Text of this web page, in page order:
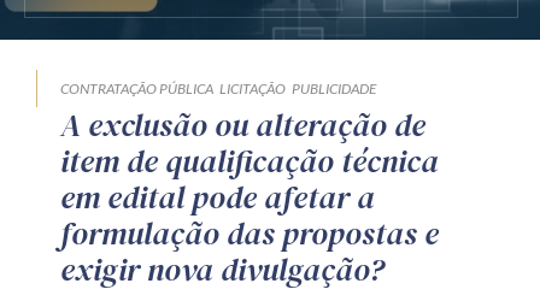
CONTRATAÇÃO PÚBLICA LICITAÇÃO PUBLICIDADE
A exclusão ou alteração de
item de qualificação técnica
em edital pode afetar a
formulação das propostas e
exigir nova divulgação?